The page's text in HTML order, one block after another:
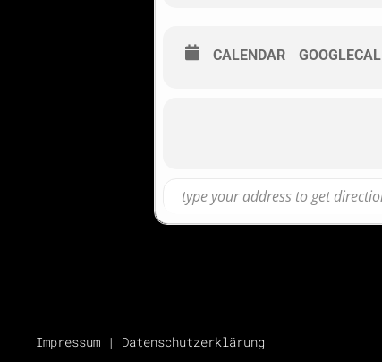
CALENDAR GOOGLECAL
Impressum | Datenschutzerklärung